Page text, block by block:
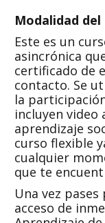
Modalidad del
Este es un
asincrónica
certificado de
contacto. Se
la
incluyen video
aprendizaje
curso flexible
cualquier
que te
Una vez
acceso de